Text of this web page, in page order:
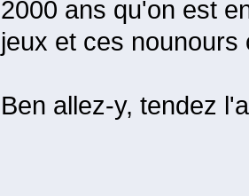
2000 ans qu'on est
jeux et ces
Ben allez-y, tendez